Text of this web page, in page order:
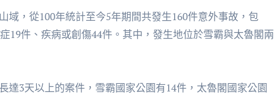
域，從100年統計至今5年期間共發生160件意外事故，包
19件、疾病或創傷44件。其中，發生地位於雪霸與太魯閣兩
達3天以上的案件，雪霸國家公園有14件，太魯閣國家公園